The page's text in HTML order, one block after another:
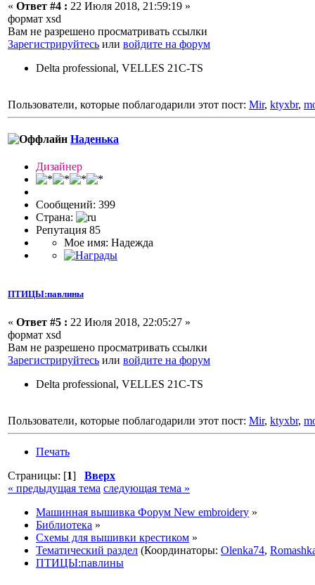
« Ответ #4 : 22 Июля 2018, 21:59:19 »
формат xsd
Вам не разрешено просматривать ссылки
Зарегистрируйтесь или войдите на форум
Delta professional, VELLES 21C-TS
Пользователи, которые поблагодарили этот пост: Mir, ktyxbr,
Наденька
Дизайнер
Сообщений: 399
Страна:
Репутация 85
Мое имя: Надежда
ПТИЦЫ:павлины
« Ответ #5 : 22 Июля 2018, 22:05:27 »
формат xsd
Вам не разрешено просматривать ссылки
Зарегистрируйтесь или войдите на форум
Delta professional, VELLES 21C-TS
Пользователи, которые поблагодарили этот пост: Mir, ktyxbr,
Печать
Страницы: [1] Вверх
« предыдущая тема следующая тема »
Машинная вышивка Форум New embroidery »
Библиотека »
Схемы для вышивки крестиком »
Тематический раздел (Координаторы: Olenka74,
ПТИЦЫ:павлины